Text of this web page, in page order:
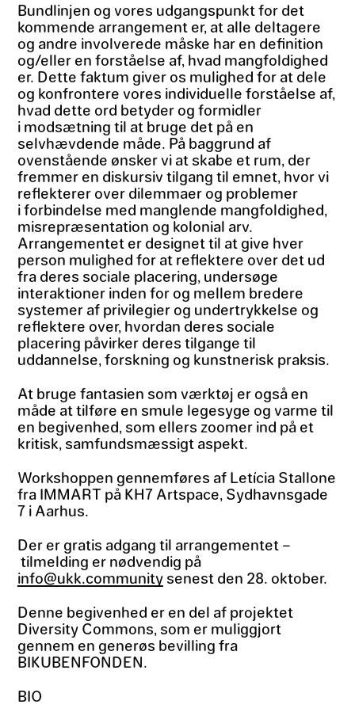
Bundlinjen og vores udgangspunkt for det
kommende arrangement er, at alle deltagere
og andre involverede måske har en definition
og/eller en forståelse af, hvad mangfoldighed
er. Dette faktum giver os mulighed for at dele
og konfrontere vores individuelle forståelse af,
hvad dette ord betyder og formidler
i modsætning til at bruge det på en
selvhævdende måde. På baggrund af
ovenstående ønsker vi at skabe et rum, der
fremmer en diskursiv tilgang til emnet, hvor vi
reflekterer over dilemmaer og problemer
i forbindelse med manglende mangfoldighed,
misrepræsentation og kolonial arv.
Arrangementet er designet til at give hver
person mulighed for at reflektere over det ud
fra deres sociale placering, undersøge
interaktioner inden for og mellem bredere
systemer af privilegier og undertrykkelse og
reflektere over, hvordan deres sociale
placering påvirker deres tilgange til
uddannelse, forskning og kunstnerisk praksis.
At bruge fantasien som værktøj er også en
måde at tilføre en smule legesyge og varme til
en begivenhed, som ellers zoomer ind på et
kritisk, samfundsmæssigt aspekt.
Workshoppen gennemføres af Letícia Stallone
fra IMMART på KH7 Artspace, Sydhavnsgade
7 i Aarhus.
Der er gratis adgang til arrangementet –
tilmelding er nødvendig på
info@ukk.communitysenest den 28. oktober.
Denne begivenhed er en del af projektet
Diversity Commons, som er muliggjort
gennem en generøs bevilling fra
BIKUBENFONDEN.
BIO